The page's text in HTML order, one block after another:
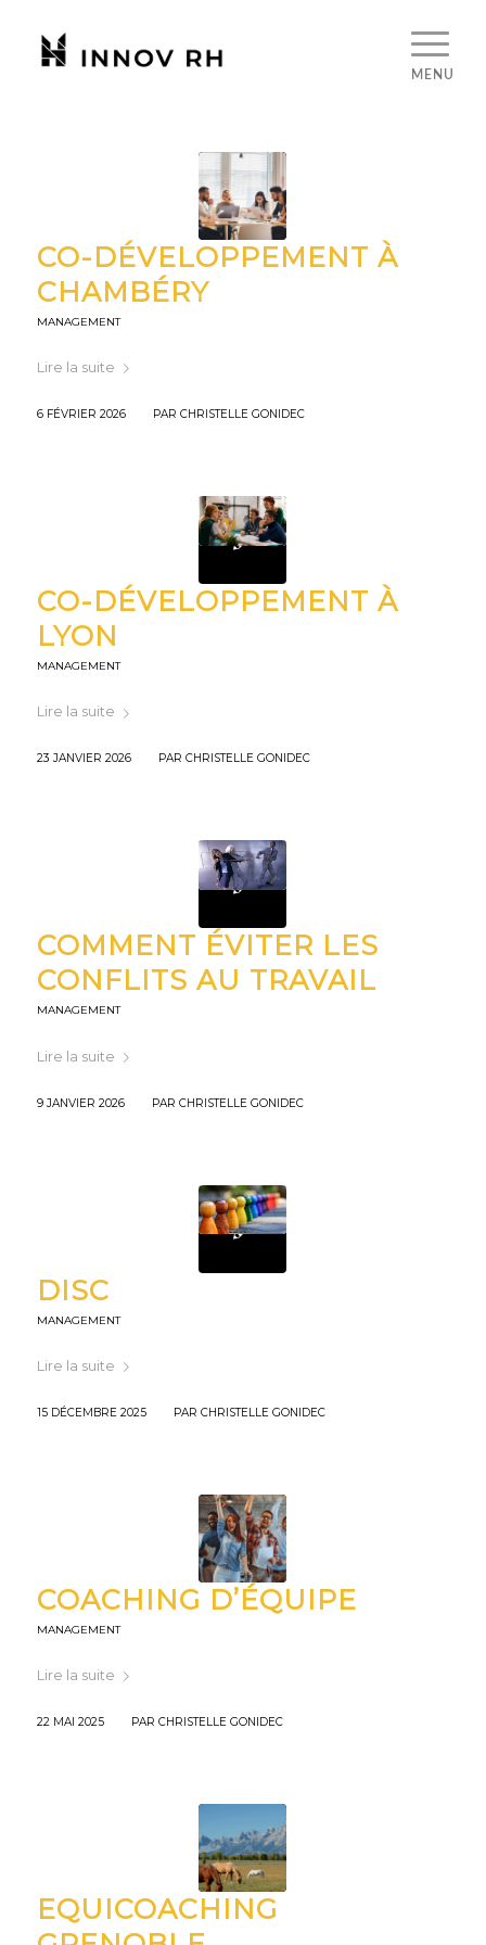
CO-DÉVELOPPEMENT À
CHAMBÉRY
MANAGEMENT
Lire la suite
6 FÉVRIER 2026 PAR CHRISTELLE GONIDEC
CO-DÉVELOPPEMENT À
LYON
MANAGEMENT
Lire la suite
23 JANVIER 2026 PAR CHRISTELLE GONIDEC
COMMENT ÉVITER LES
CONFLITS AU TRAVAIL
MANAGEMENT
Lire la suite
9 JANVIER 2026 PAR CHRISTELLE GONIDEC
DISC
MANAGEMENT
Lire la suite
15 DÉCEMBRE 2025 PAR CHRISTELLE GONIDEC
COACHING D’ÉQUIPE
MANAGEMENT
Lire la suite
22 MAI 2025 PAR CHRISTELLE GONIDEC
EQUICOACHING